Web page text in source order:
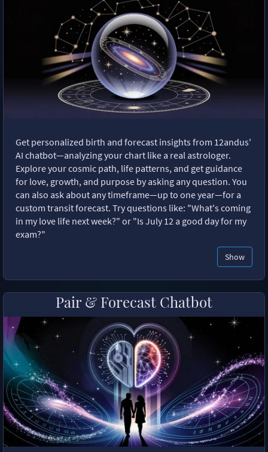
Get personalized birth and forecast insights from 12andus'
AI chatbot—analyzing your chart like a real astrologer.
Explore your cosmic path, life patterns, and get guidance
for love, growth, and purpose by asking any question. You
can also ask about any timeframe—up to one year—for a
custom transit forecast. Try questions like: "What's coming
in my love life next week?" or "Is July 12 a good day for my
exam?"
Show
Pair & Forecast Chatbot